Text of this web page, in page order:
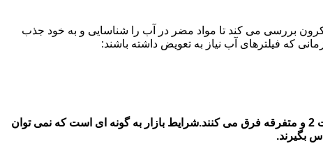
بررسی می کند تا مواد مضر در آب را شناسایی و به خود جذب
قیمت فیلتر های آب یخچال سامسونگ در در بلوار پاک نژاد قیمت فیلتر آب یخچال سامسونگ بستگی به جنس اصل و شرکتی با جنس دست 2 و متفرقه فرق می کنند.شرایط بازار به گونه ای است که نمی توان